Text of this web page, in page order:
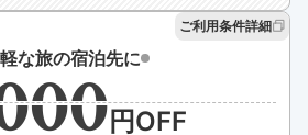
ご利用条件詳細
な旅の宿泊先に